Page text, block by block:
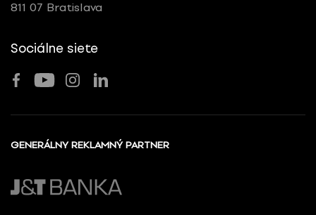
811 07 Bratislava
Sociálne siete
GENERÁLNY REKLAMNÝ PARTNER